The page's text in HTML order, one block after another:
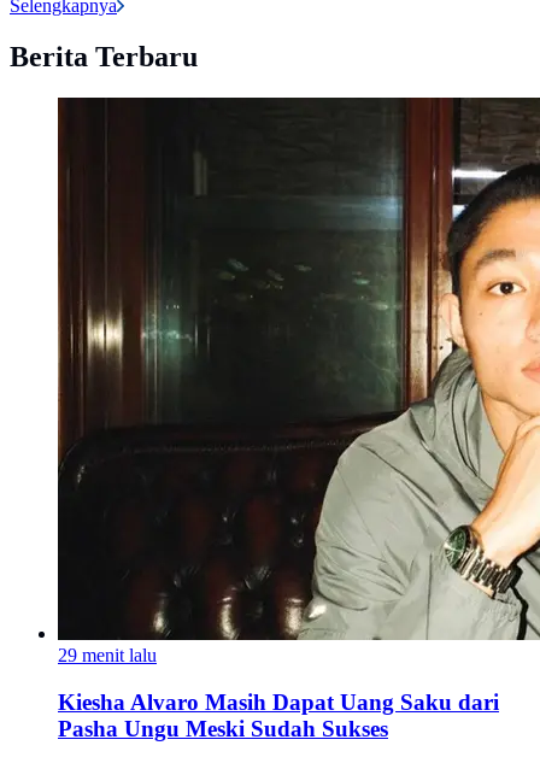
Selengkapnya
Berita Terbaru
29 menit lalu
Kiesha Alvaro Masih Dapat Uang Saku dari
Pasha Ungu Meski Sudah Sukses